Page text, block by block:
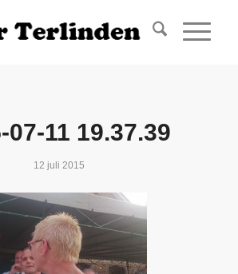
07-11 19.37.39
12 juli 2015